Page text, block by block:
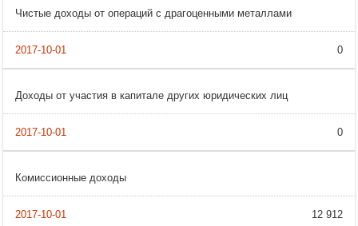
Чистые доходы от операций с драгоценными металлами
0
Доходы от участия в капитале других юридических лиц
0
Комиссионные доходы
12 912